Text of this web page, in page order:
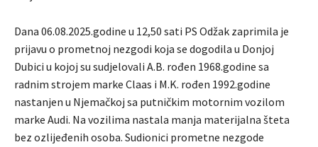
Dana 06.08.2025.godine u 12,50 sati PS Odžak zaprimila je
prijavu o prometnoj nezgodi koja se dogodila u Donjoj
Dubici u kojoj su sudjelovali A.B. rođen 1968.godine sa
radnim strojem marke Claas i M.K. rođen 1992.godine
nastanjen u Njemačkoj sa putničkim motornim vozilom
marke Audi. Na vozilima nastala manja materijalna šteta
bez ozlijeđenih osoba. Sudionici prometne nezgode